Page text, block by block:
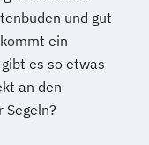
und gut
ein
es so etwas
an den
Segeln?